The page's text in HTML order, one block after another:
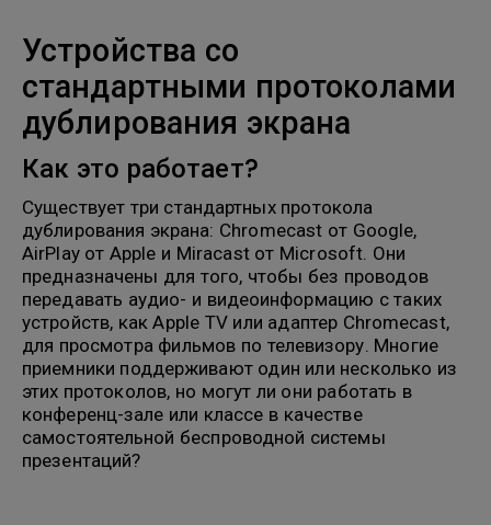
Устройства со
стандартными протоколами
дублирования экрана
Как это работает?
Существует три стандартных протокола
дублирования экрана: Chromecast от Google,
AirPlay от Apple и Miracast от Microsoft. Они
предназначены для того, чтобы без проводов
передавать аудио- и видеоинформацию с таких
устройств, как Apple TV или адаптер Chromecast,
для просмотра фильмов по телевизору. Многие
приемники поддерживают один или несколько из
этих протоколов, но могут ли они работать в
конференц-зале или классе в качестве
самостоятельной беспроводной системы
презентаций?